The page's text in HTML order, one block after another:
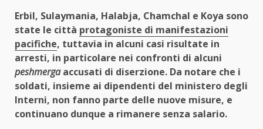
Erbil, Sulaymania, Halabja, Chamchal e Koya sono
state le città protagoniste di manifestazioni
pacifiche, tuttavia in alcuni casi risultate in
arresti, in particolare nei confronti di alcuni
peshmergaaccusati di diserzione. Da notare che i
soldati, insieme ai dipendenti del ministero degli
Interni, non fanno parte delle nuove misure, e
continuano dunque a rimanere senza salario.